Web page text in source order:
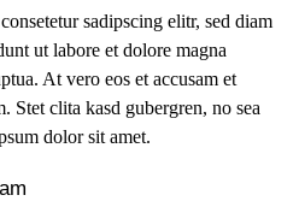
sadipscing elitr, sed diam
ut labore et dolore magna
At vero eos et accusam et
Stet clita kasd gubergren, no sea
dolor sit amet.